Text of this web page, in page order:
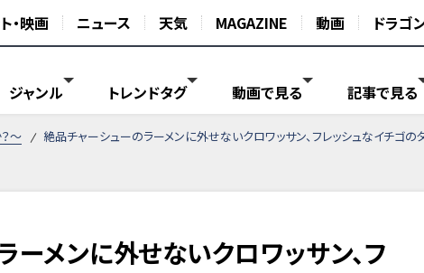
・映画 ニュース 天気 MAGAZINE 動画 ドラゴ
ジャンル トレンドタグ 動画で見る 記事で見る
～ 絶品チャーシューのラーメンに外せないクロワッサン、フレッシュなイチゴの
ーメンに外せないクロワッサン、フ